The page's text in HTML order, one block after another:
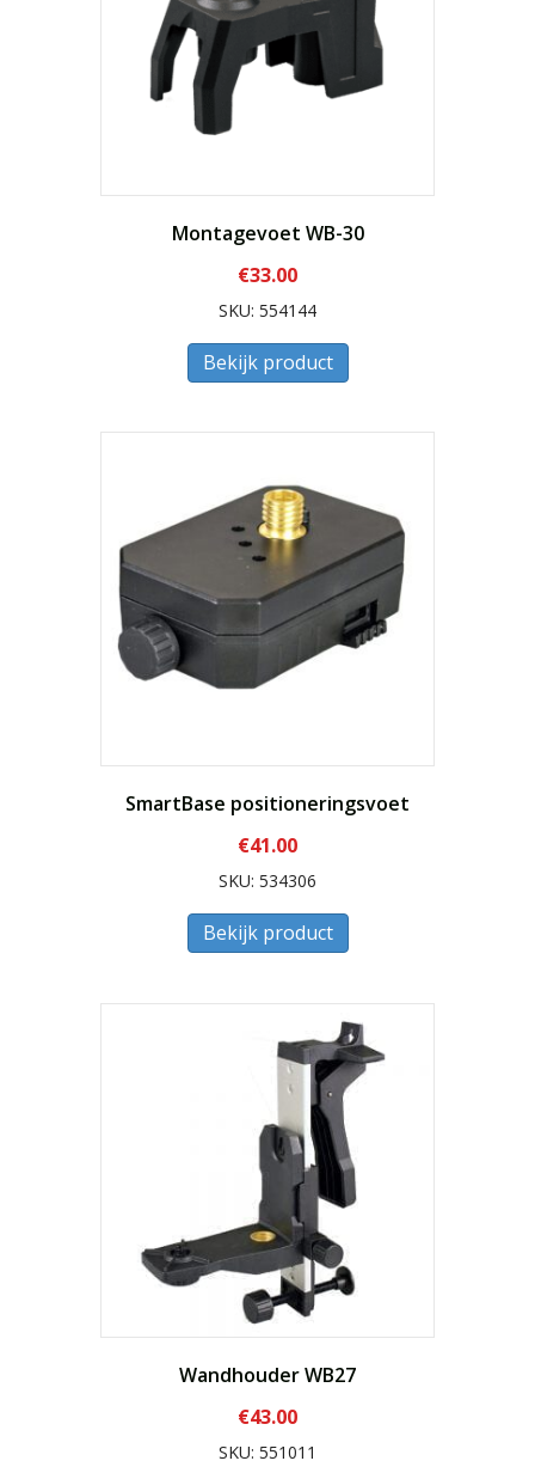
Montagevoet WB-30
€33.00
SKU: 554144
Bekijk product
SmartBase positioneringsvoet
€41.00
SKU: 534306
Bekijk product
Wandhouder WB27
€43.00
SKU: 551011